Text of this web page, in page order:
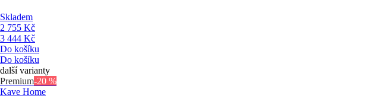
Skladem
2 755 Kč
3 444 Kč
Do košíku
Do košíku
další varianty
Premium-20 %
Kave Home